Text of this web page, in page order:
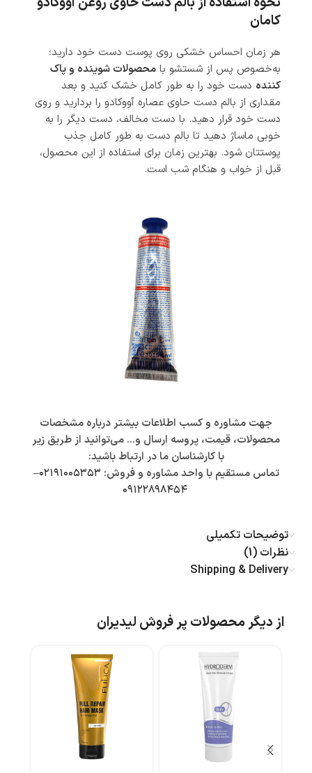
کامان
هر زمان احساس خشکی روی پوست دست خود دارید؛
به‌خصوص پس از شستشو با محصولات شوینده و پاک
کننده دست خود را به طور کامل خشک کنید و بعد
مقداری از بالم دست حاوی عصاره آووکادو را بردارید و روی
دست خود قرار دهید. با دست مخالف، دست دیگر را به
خوبی ماساژ دهید تا بالم دست به طور کامل جذب
پوستتان شود. بهترین زمان برای استفاده از این محصول،
قبل از خواب و هنگام شب است.
جهت مشاوره و کسب اطلاعات بیشتر درباره مشخصات
محصولات، قیمت، پروسه ارسال و… می‌توانید از طریق زیر
با کارشناسان ما در ارتباط باشید:
تماس مستقیم با واحد مشاوره و فروش: ۰۲۱۹۱۰۰۵۳۵۳–
۰۹۱۲۲۸۹۸۴۵۴
توضیحات تکمیلی
نظرات (1)
Shipping & Delivery
از دیگر محصولات پر فروش لیدیران